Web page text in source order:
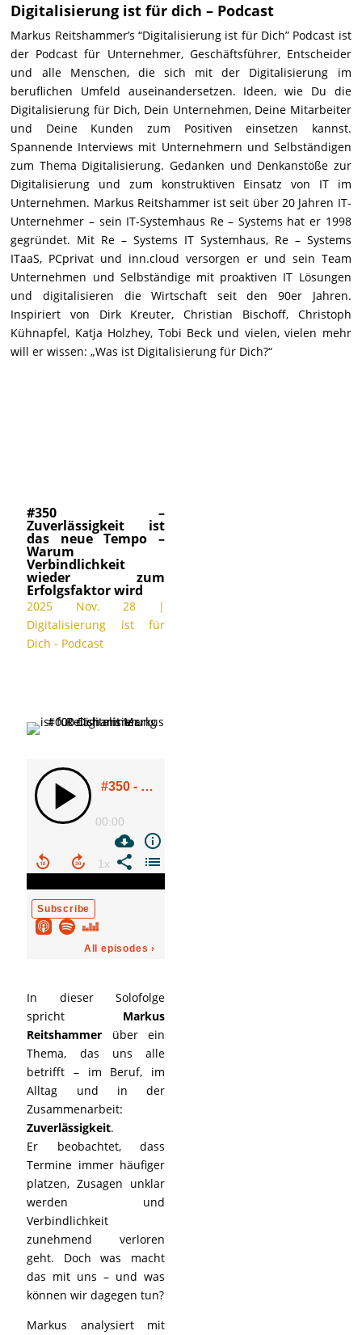
Digitalisierung ist für dich – Podcast
Markus Reitshammer’s “Digitalisierung ist für Dich” Podcast ist
der Podcast für Unternehmer, Geschäftsführer, Entscheider
und alle Menschen, die sich mit der Digitalisierung im
beruflichen Umfeld auseinandersetzen. Ideen, wie Du die
Digitalisierung für Dich, Dein Unternehmen, Deine Mitarbeiter
und Deine Kunden zum Positiven einsetzen kannst.
Spannende Interviews mit Unternehmern und Selbständigen
zum Thema Digitalisierung. Gedanken und Denkanstöße zur
Digitalisierung und zum konstruktiven Einsatz von IT im
Unternehmen. Markus Reitshammer ist seit über 20 Jahren IT-
Unternehmer – sein IT-Systemhaus Re – Systems hat er 1998
gegründet. Mit Re – Systems IT Systemhaus, Re – Systems
ITaaS, PCprivat und inn.cloud versorgen er und sein Team
Unternehmen und Selbständige mit proaktiven IT Lösungen
und digitalisieren die Wirtschaft seit den 90er Jahren.
Inspiriert von Dirk Kreuter, Christian Bischoff, Christoph
Kühnapfel, Katja Holzhey, Tobi Beck und vielen, vielen mehr
will er wissen: „Was ist Digitalisierung für Dich?“
#350 –
Zuverlässigkeit ist
das neue Tempo –
Warum
Verbindlichkeit
wieder zum
Erfolgsfaktor wird
2025 Nov. 28|
Digitalisierung ist für
Dich - Podcast
In dieser Solofolge
spricht Markus
Reitshammer über ein
Thema, das uns alle
betrifft – im Beruf, im
Alltag und in der
Zusammenarbeit:
Zuverlässigkeit.
Er beobachtet, dass
Termine immer häufiger
platzen, Zusagen unklar
werden und
Verbindlichkeit
zunehmend verloren
geht. Doch was macht
das mit uns – und was
können wir dagegen tun?
Markus analysiert mit